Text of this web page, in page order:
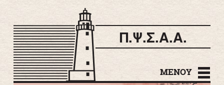
Π.Ψ.Σ.Α.Α.
ΜΕΝΟΎ
περιεχόμενο